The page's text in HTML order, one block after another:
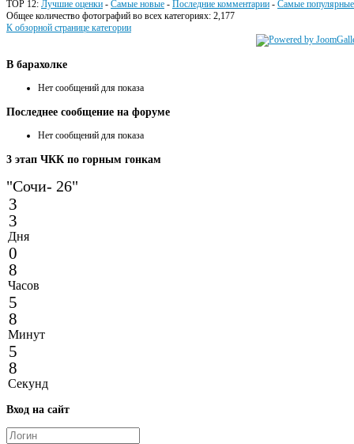
TOP 12: Лучшие оценки - Самые новые - Последние комментарии - Самые популярные
Общее количество фотографий во всех категориях: 2,177
К обзорной странице категории
В барахолке
Нет сообщений для показа
Последнее сообщение на форуме
Нет сообщений для показа
3 этап ЧКК по горным гонкам
"Сочи- 26"
3
3
Дня
0
8
Часов
5
8
Минут
5
8
Секунд
Вход на сайт